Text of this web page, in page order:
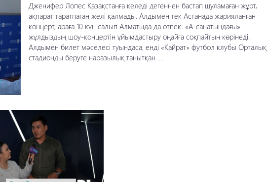
Дженифер Лопес Қазақстанға келеді дегеннен бастап шуламаған жұрт,
ақпарат таратпаған желі қалмады. Алдымен тек Астанада жарияланған
концерт, араға 10 күн салып Алматыда да өтпек. «А-санатындағы»
жұлдыздың шоу-концертін ұйымдастыру оңайға соқпайтын көрінеді.
Алдымен билет мәселесі туындаса, енді «Қайрат» футбол клубы Орталық
стадионды беруге наразылық танытқан. ...